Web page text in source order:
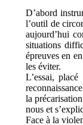
D’abord
l’outil de
aujourd’hui
situations
épreuves en
les éviter.
L’essai,
la
nous et
Face à la